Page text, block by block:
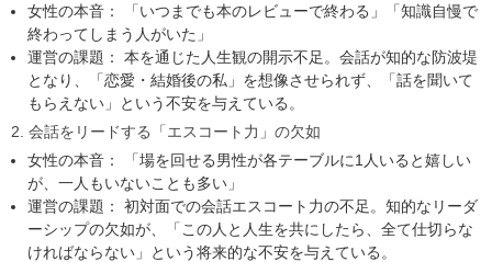
女性の本音： 「いつまでも本のレビューで終わる」「知識自慢で
終わってしまう人がいた」
運営の課題： 本を通じた人生観の開示不足。会話が知的な防波堤
となり、「恋愛・結婚後の私」を想像させられず、「話を聞いて
もらえない」という不安を与えている。
2. 会話をリードする「エスコート力」の欠如
女性の本音： 「場を回せる男性が各テーブルに1人いると嬉しい
が、一人もいないことも多い」
運営の課題： 初対面での会話エスコート力の不足。知的なリーダ
ーシップの欠如が、「この人と人生を共にしたら、全て仕切らな
ければならない」という将来的な不安を与えている。